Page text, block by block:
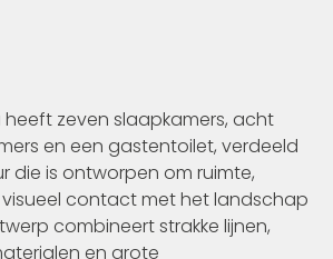
zeven slaapkamers, acht
en een gastentoilet, verdeeld
die is ontworpen om ruimte,
contact met het landschap
combineert strakke lijnen,
en grote